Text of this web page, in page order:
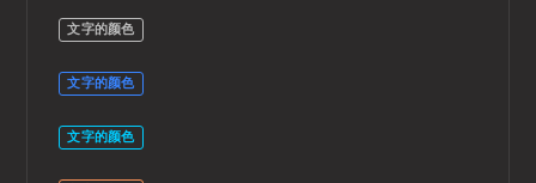
文字的颜色
文字的颜色
文字的颜色